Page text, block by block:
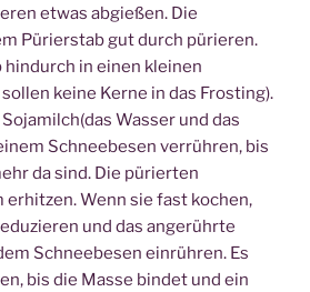
etwas abgießen. Die
Pürierstab gut durch pürieren.
hindurch in einen kleinen
keine Kerne in das Frosting).
Wasser und das
Schneebesen verrühren, bis
da sind. Die pürierten
erhitzen. Wenn sie fast kochen,
und das angerührte
Schneebesen einrühren. Es
bis die Masse bindet und ein